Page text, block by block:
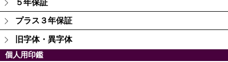
５年保証
プラス３年保証
旧字体・異字体
個人用印鑑